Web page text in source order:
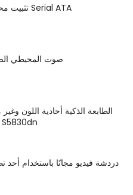
تثبيت محرك أقراص ثابتة Serial ATA
صوت المحيطي
الطابعة الذكية أحادية اللون
من Dell - طراز S5830dn
دردشة فيديو مجانًا باستخدام أحد